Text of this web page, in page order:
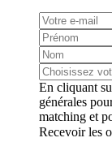
En cliquant
générales
matching et
Recevoir les